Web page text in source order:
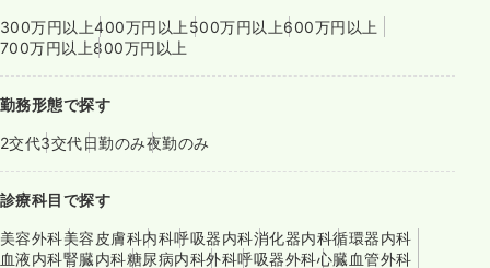
300万円以上400万円以上 500万円以上600万円以上
700万円以上800万円以上
勤務形態で探す
2交代3交代日勤のみ夜勤のみ
診療科目で探す
美容外科美容皮膚科内科呼吸器内科消化器内科循環器内科
血液内科腎臓内科糖尿病内科外科呼吸器外科心臓血管外科